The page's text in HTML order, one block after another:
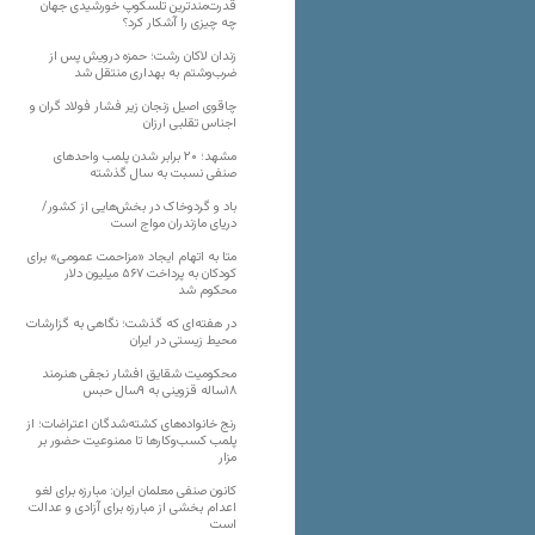
قدرت‌مندترین تلسکوپ خورشیدی جهان
چه چیزی را آشکار کرد؟
زندان لاکان رشت؛ حمزه درویش پس از
ضرب‌وشتم به بهداری منتقل شد
چاقوی اصیل زنجان زیر فشار فولاد گران و
اجناس تقلبی ارزان
مشهد؛ ۲۰ برابر شدن پلمب واحدهای
صنفی نسبت به سال گذشته
باد و گردوخاک در بخش‌هایی از کشور/
دریای مازندران مواج است
متا به اتهام ایجاد «مزاحمت عمومی» برای
کودکان به پرداخت ۵۶۷ میلیون دلار
محکوم شد
در هفته‌ای که گذشت؛ نگاهی به گزارشات
محیط زیستی در ایران
محکومیت شقایق افشار نجفی هنرمند
۱۸ساله قزوینی به ۹سال حبس
رنج خانواده‌های کشته‌شدگان اعتراضات؛ از
پلمب کسب‌وکارها تا ممنوعیت حضور بر
مزار
کانون صنفی معلمان ایران: مبارزه برای لغو
اعدام بخشی از مبارزه برای آزادی و عدالت
است